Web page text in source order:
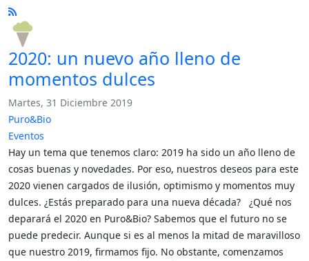
2020: un nuevo año lleno de
momentos dulces
Martes, 31 Diciembre 2019
Puro&Bio
Eventos
Hay un tema que tenemos claro: 2019 ha sido un año lleno de
cosas buenas y novedades. Por eso, nuestros deseos para este
2020 vienen cargados de ilusión, optimismo y momentos muy
dulces. ¿Estás preparado para una nueva década? ¿Qué nos
deparará el 2020 en Puro&Bio? Sabemos que el futuro no se
puede predecir. Aunque si es al menos la mitad de maravilloso
que nuestro 2019, firmamos fijo. No obstante, comenzamos